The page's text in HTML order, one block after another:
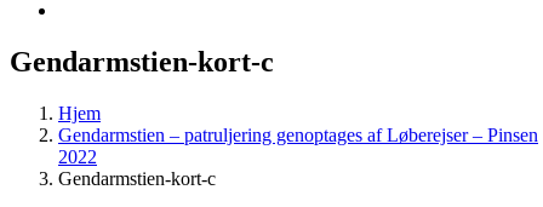
Gendarmstien-kort-c
Hjem
Gendarmstien – patruljering genoptages af Løberejser – Pinsen
2022
Gendarmstien-kort-c